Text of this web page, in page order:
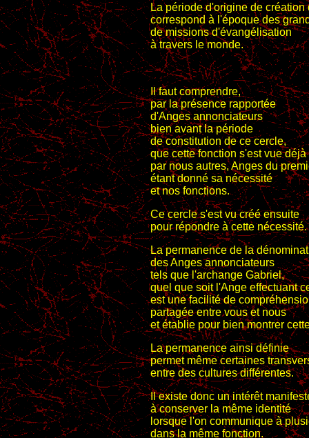
La période d'origine de création
correspond à l'époque des
de missions d'évangélisation
à travers le monde.
Il faut comprendre,
par la présence rapportée
d'Anges annonciateurs
bien avant la période
de constitution de ce cercle,
que cette fonction s'est vue
par nous autres, Anges du
étant donné sa nécessité
et nos fonctions.
Ce cercle s'est vu créé ensuite
pour répondre à cette nécessité.
La permanence de la
des Anges annonciateurs
tels que l'archange Gabriel,
quel que soit l'Ange effectuant
est une facilité de
partagée entre vous et nous
et établie pour bien montrer
La permanence ainsi définie
permet même certaines
entre des cultures différentes.
Il existe donc un intérêt
à conserver la même identité
lorsque l'on communique à
dans la même fonction.